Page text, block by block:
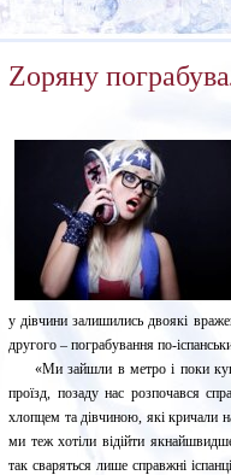
Zоряну
у дівчини залишились двоякі
другого – пограбування по-
«Ми зайшли в метро і поки
проїзд, позаду нас розпочався
хлопцем та дівчиною, які кричали
ми теж хотіли відійти
так сваряться лише справжні